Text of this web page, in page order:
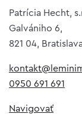
Patrícia Hecht,
Galvániho 6,
821 04,
0950 691 691
Navigovať